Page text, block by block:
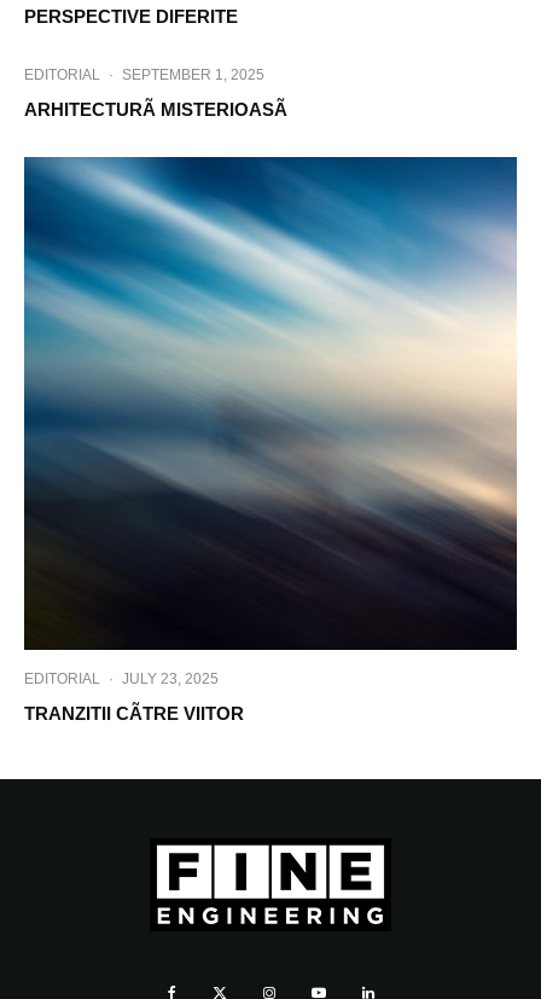
PERSPECTIVE DIFERITE
EDITORIAL · SEPTEMBER 1, 2025
ARHITECTURÃ MISTERIOASÃ
EDITORIAL · JULY 23, 2025
TRANZITII CÃTRE VIITOR